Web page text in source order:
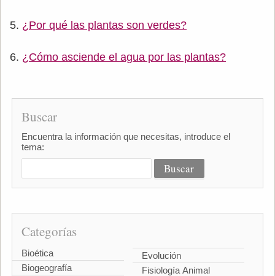
¿Por qué las plantas son verdes?
¿Cómo asciende el agua por las plantas?
Buscar
Encuentra la información que necesitas, introduce el
tema:
Categorías
Bioética
Biogeografía
Evolución
Fisiología Animal